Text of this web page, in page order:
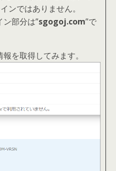
ンではありません。
ン部分は”sgogoj.com”で
を取得してみます。